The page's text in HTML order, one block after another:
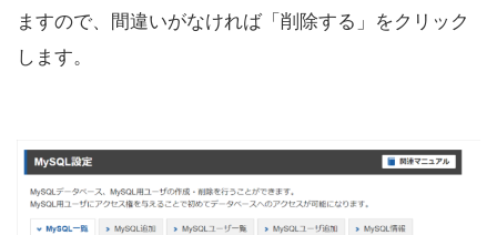
ますので、間違いがなければ「削除する」をクリック
します。